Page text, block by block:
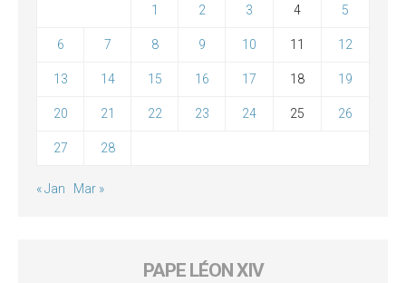
1 2 3 4 5
6 7 8 9 10 11 12
13 14 15 16 17 18 19
20 21 22 23 24 25 26
27 28
« Jan Mar »
PAPE LÉON XIV